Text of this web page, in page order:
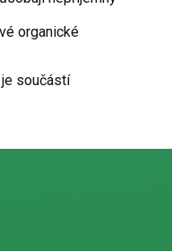
organické
součástí